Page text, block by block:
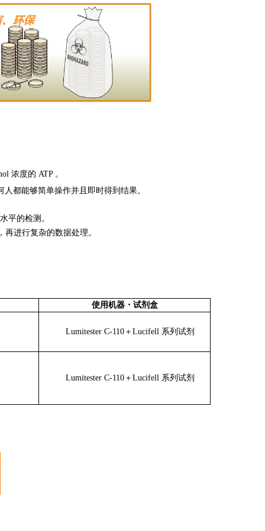
浓度的 ATP 。
人都能够简单操作并且即时得到结果。
平的检测。
再进行复杂的数据处理。
使用机器・ 试剂盒
Lumitester C-110＋Lucifell 系列试剂
Lumitester C-110＋Lucifell 系列试剂